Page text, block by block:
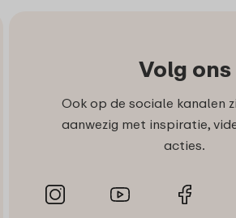
Volg ons
Ook op de sociale kanalen
aanwezig met inspiratie,
acties.